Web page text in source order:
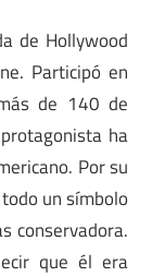
de Hollywood
Participó en
de 140 de
ha
Por su
un símbolo
conservadora.
que él era